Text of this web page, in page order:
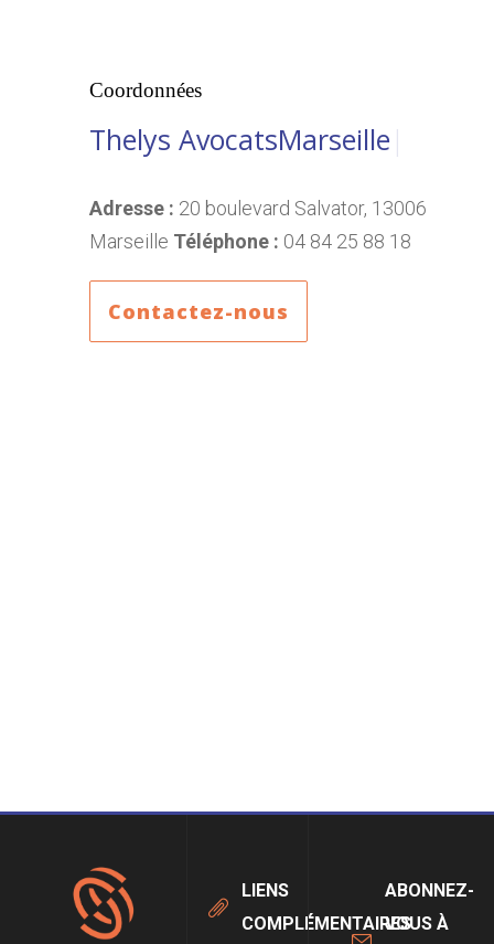
Coordonnées
Thelys Avocats|
Adresse : 20 boulevard Salvator, 13006
Marseille Téléphone : 04 84 25 88 18
Contactez-nous
LIENS
COMPLÉMENTAIRES
ABONNEZ-
VOUS À